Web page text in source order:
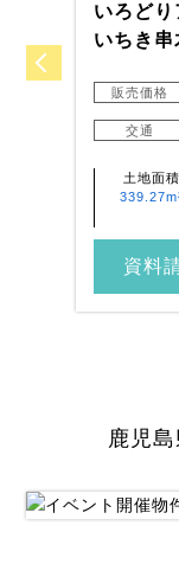
いろど
いちき串
販売価格
交通
土地面積
資料
鹿児